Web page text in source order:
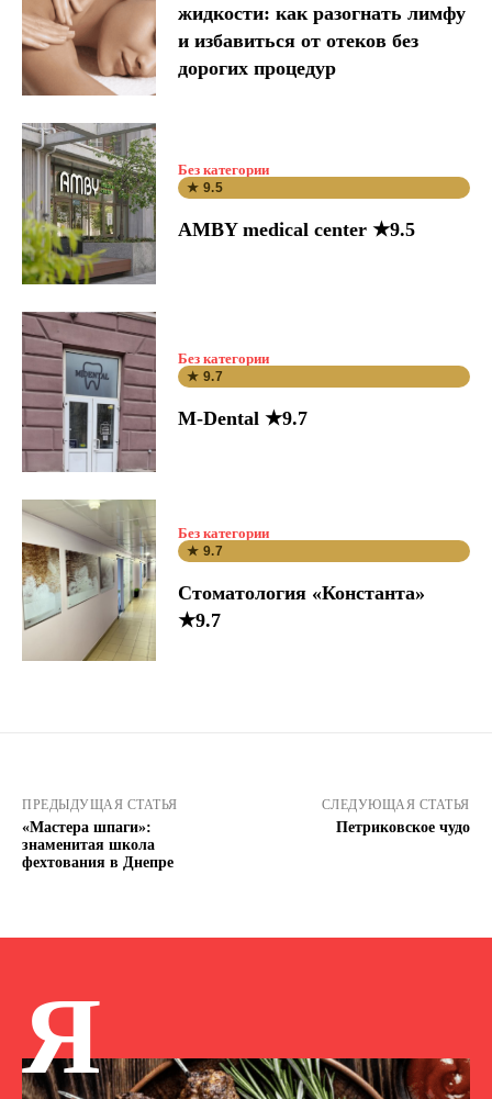
жидкости: как разогнать лимфу
и избавиться от отеков без
дорогих процедур
Без категории
★ 9.5
AMBY medical center ★9.5
Без категории
★ 9.7
M-Dental ★9.7
Без категории
★ 9.7
Стоматология «Константа»
★9.7
ПРЕДЫДУЩАЯ СТАТЬЯ
«Мастера шпаги»:
знаменитая школа
фехтования в Днепре
СЛЕДУЮЩАЯ СТАТЬЯ
Петриковское чудо
Я